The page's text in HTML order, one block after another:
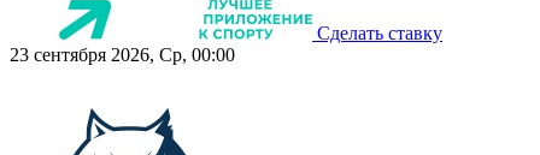
Сделать ставку
23 сентября 2026, Ср, 00:00